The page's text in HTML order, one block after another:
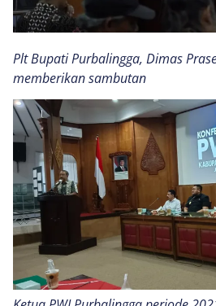
Plt Bupati Purbalingga, Dimas
memberikan sambutan